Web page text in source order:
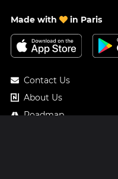
Made with in Paris
Contact Us
About Us
Roadmap